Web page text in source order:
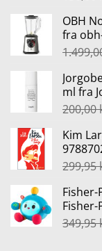
OBH
fra
ml fra
200,00
Kim
299,95
Fisher-
349,95